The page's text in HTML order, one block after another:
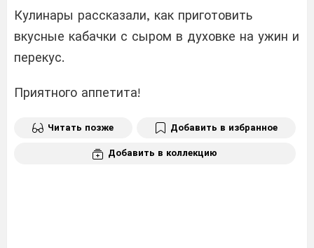
Кулинары рассказали, как приготовить
вкусные кабачки с сыром в духовке на ужин и
перекус.
Приятного аппетита!
Читать позже Добавить в избранное
Добавить в коллекцию